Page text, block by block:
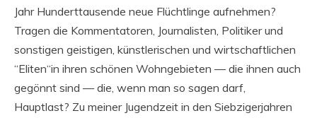
Jahr Hunderttausende neue Flüchtlinge aufnehmen?
Tragen die Kommentatoren, Journalisten, Politiker und
sonstigen geistigen, künstlerischen und wirtschaftlichen
“Eliten“in ihren schönen Wohngebieten — die ihnen auch
gegönnt sind — die, wenn man so sagen darf,
Hauptlast? Zu meiner Jugendzeit in den Siebzigerjahren